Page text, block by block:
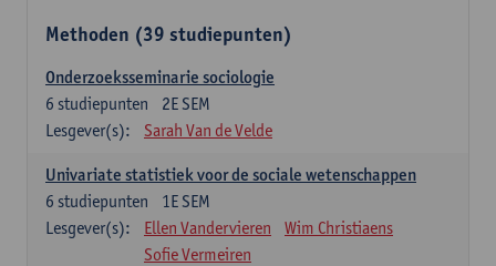
Methoden (39 studiepunten)
Onderzoeksseminarie sociologie
2E SEM
6 studiepunten
Lesgever(s):
Sarah Van de Velde
Univariate statistiek voor de sociale wetenschappen
1E SEM
6 studiepunten
Lesgever(s):
Ellen Vandervieren
Wim Christiaens
Sofie Vermeiren